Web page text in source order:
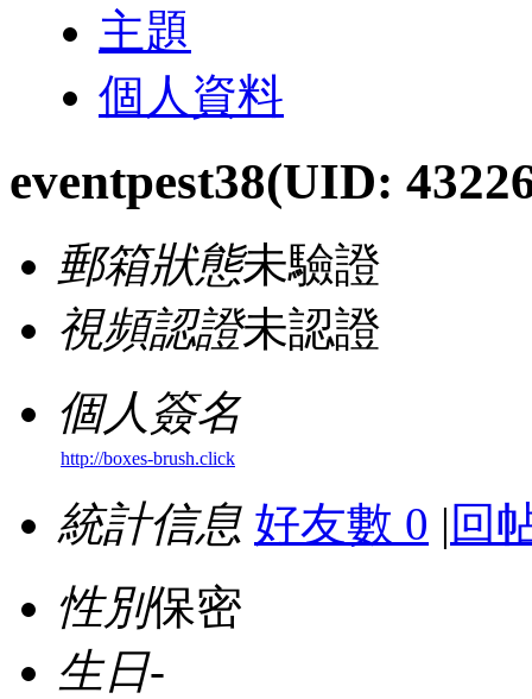
主題
個人資料
eventpest38(UID:
郵箱狀態未驗證
視頻認證未認證
個人簽名
http://boxes-brush.click
統計信息 好友數 0 | 回
性別保密
生日-